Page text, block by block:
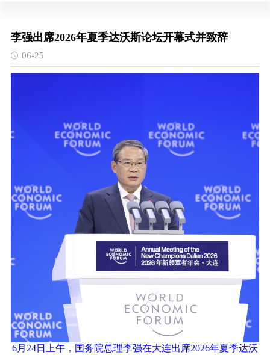
李强出席2026年夏季达沃斯论坛开幕式并致辞
06-25
6月24日上午，国务院总理李强在大连出席2026年夏季达沃